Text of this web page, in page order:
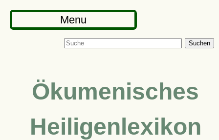
Menu
Suchen
Ökumenisches
Heiligenlexikon